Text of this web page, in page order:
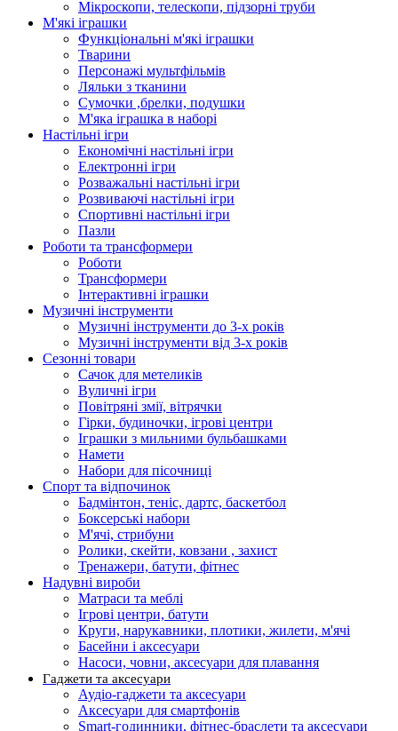
Мікроскопи, телескопи, підзорні труби
М'які іграшки
Функціональні м'які іграшки
Тварини
Персонажі мультфільмів
Ляльки з тканини
Сумочки ,брелки, подушки
М'яка іграшка в наборі
Настільні ігри
Економічні настільні ігри
Електронні ігри
Розважальні настільні ігри
Розвиваючі настільні ігри
Спортивні настільні ігри
Пазли
Роботи та трансформери
Роботи
Трансформери
Інтерактивні іграшки
Музичні інструменти
Музичні інструменти до 3-х років
Музичні інструменти від 3-х років
Сезонні товари
Сачок для метеликів
Вуличні ігри
Повітряні змії, вітрячки
Гірки, будиночки, ігрові центри
Іграшки з мильними бульбашками
Намети
Набори для пісочниці
Спорт та відпочинок
Бадмінтон, теніс, дартс, баскетбол
Боксерські набори
М'ячі, стрибуни
Ролики, скейти, ковзани , захист
Тренажери, батути, фітнес
Надувні вироби
Матраси та меблі
Ігрові центри, батути
Круги, нарукавники, плотики, жилети, м'ячі
Басейни і аксесуари
Насоси, човни, аксесуари для плавання
Гаджети та аксесуари
Аудіо-гаджети та аксесуари
Аксесуари для смартфонів
Smart-годинники, фітнес-браслети та аксесуари